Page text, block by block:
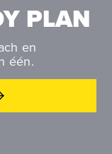
PLAN
en
één.